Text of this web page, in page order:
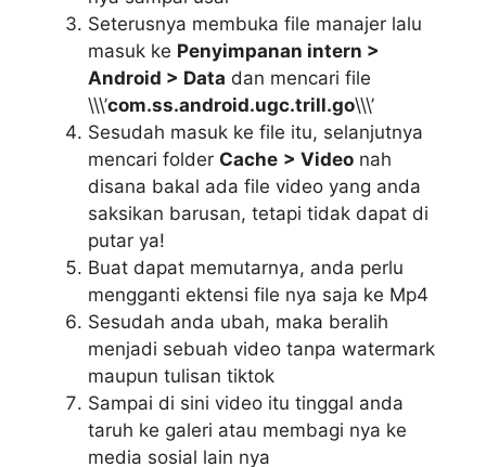
Seterusnya membuka file manajer lalu
masuk ke Penyimpanan intern >
Android > Data dan mencari file
\\\’com.ss.android.ugc.trill.go\\\’
Sesudah masuk ke file itu, selanjutnya
mencari folder Cache > Video nah
disana bakal ada file video yang anda
saksikan barusan, tetapi tidak dapat di
putar ya!
Buat dapat memutarnya, anda perlu
mengganti ektensi file nya saja ke Mp4
Sesudah anda ubah, maka beralih
menjadi sebuah video tanpa watermark
maupun tulisan tiktok
Sampai di sini video itu tinggal anda
taruh ke galeri atau membagi nya ke
media sosial lain nya